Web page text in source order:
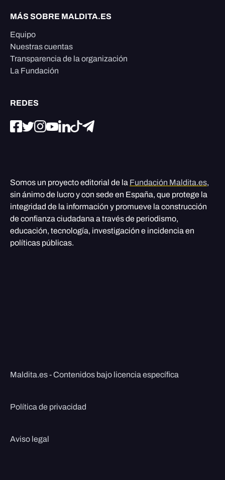
MÁS SOBRE MALDITA.ES
Equipo
Nuestras cuentas
Transparencia de la organización
La Fundación
REDES
Somos un proyecto editorial de la Fundación Maldita.es,
sin ánimo de lucro y con sede en España, que protege la
integridad de la información y promueve la construcción
de confianza ciudadana a través de periodismo,
educación, tecnología, investigación e incidencia en
políticas públicas.
Maldita.es - Contenidos bajo licencia específica
Política de privacidad
Aviso legal